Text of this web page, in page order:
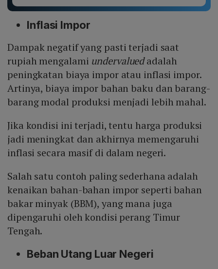
Inflasi Impor
Dampak negatif yang pasti terjadi saat
rupiah mengalami undervaluedadalah
peningkatan biaya impor atau inflasi impor.
Artinya, biaya impor bahan baku dan barang-
barang modal produksi menjadi lebih mahal.
Jika kondisi ini terjadi, tentu harga produksi
jadi meningkat dan akhirnya memengaruhi
inflasi secara masif di dalam negeri.
Salah satu contoh paling sederhana adalah
kenaikan bahan-bahan impor seperti bahan
bakar minyak (BBM), yang mana juga
dipengaruhi oleh kondisi perang Timur
Tengah.
Beban Utang Luar Negeri